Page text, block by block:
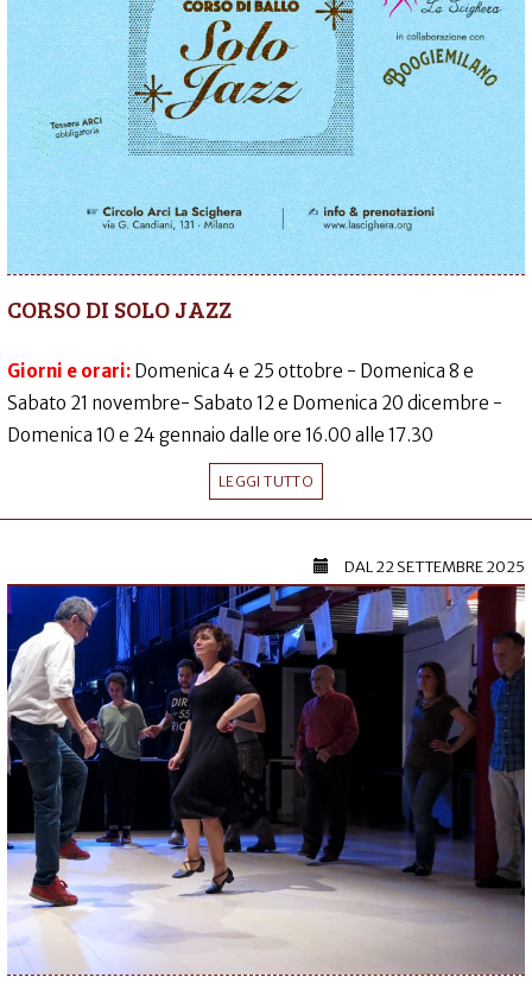
CORSO DI SOLO JAZZ
Giorni e orari: Domenica 4 e 25 ottobre - Domenica 8 e
Sabato 21 novembre- Sabato 12 e Domenica 20 dicembre -
Domenica 10 e 24 gennaio dalle ore 16.00 alle 17.30
LEGGI TUTTO
DAL22 SETTEMBRE 2025